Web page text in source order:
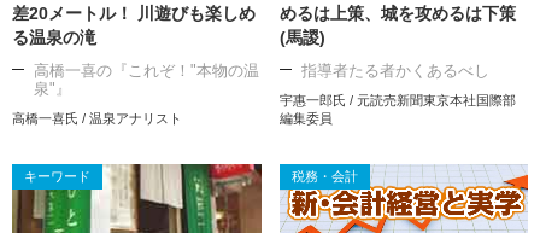
差20メートル！ 川遊びも楽しめ
る温泉の滝
高橋一喜の『これぞ！"本物の温
泉"』
高橋一喜氏 / 温泉アナリスト
めるは上策、城を攻めるは下策
(馬謖)
指導者たる者かくあるべし
宇惠一郎氏 / 元読売新聞東京本社国際部
編集委員
キーワード 税務・会計